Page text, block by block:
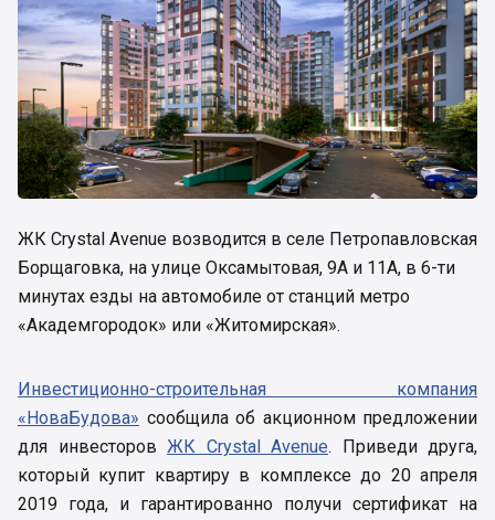
ЖК Crystal Avenue возводится в селе Петропавловская
Борщаговка, на улице Оксамытовая, 9А и 11А, в 6-ти
минутах езды на автомобиле от станций метро
«Академгородок» или «Житомирская».
Инвестиционно-строительная компания
«НоваБудова» сообщила об акционном предложении
для инвесторов ЖК Crystal Avenue. Приведи друга,
который купит квартиру в комплексе до 20 апреля
2019 года, и гарантированно получи сертификат на